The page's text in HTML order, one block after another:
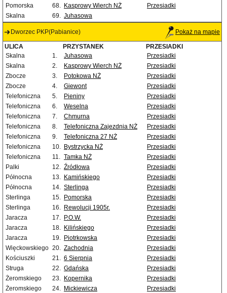
Pomorska
68. Kasprowy Wierch NŻ
Przesiadki
Skalna
69. Juhasowa
Dworzec PKP(Pabianice) Pokaż na mapie
ULICA PRZYSTANEK
PRZESIADKI
Skalna
1. Juhasowa
Przesiadki
Skalna
2. Kasprowy Wierch NŻ
Przesiadki
Zbocze
3. Potokowa NŻ
Przesiadki
Zbocze
4. Giewont
Przesiadki
Telefoniczna
5. Pieniny
Przesiadki
Telefoniczna
6. Weselna
Przesiadki
Telefoniczna
7. Chmurna
Przesiadki
Telefoniczna
8. Telefoniczna Zajezdnia NŻ
Przesiadki
Telefoniczna
9. Telefoniczna 27 NŻ
Przesiadki
Telefoniczna
10. Bystrzycka NŻ
Przesiadki
Telefoniczna
11. Tamka NŻ
Przesiadki
Palki
12. Źródłowa
Przesiadki
Północna
13. Kamińskiego
Przesiadki
Północna
14. Sterlinga
Przesiadki
Sterlinga
15. Pomorska
Przesiadki
Sterlinga
16. Rewolucji 1905r.
Przesiadki
Jaracza
17. P.O.W.
Przesiadki
Jaracza
18. Kilińskiego
Przesiadki
Jaracza
19. Piotrkowska
Przesiadki
Więckowskiego 20. Zachodnia
Przesiadki
Kościuszki
21. 6 Sierpnia
Przesiadki
Struga
22. Gdańska
Przesiadki
Żeromskiego
23. Kopernika
Przesiadki
Żeromskiego
24. Mickiewicza
Przesiadki